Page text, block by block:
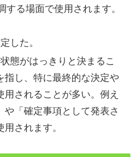
る場面で使用されます。
した。
態がはっきりと決まるこ
指し、特に最終的な決定や
されることが多い。例え
や「確定事項として発表さ
されます。